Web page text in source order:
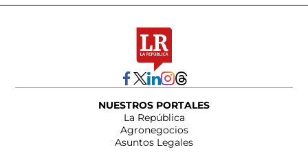
NUESTROS PORTALES
La República
Agronegocios
Asuntos Legales